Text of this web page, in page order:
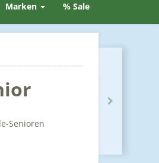
% Sale
Marken
Senioren